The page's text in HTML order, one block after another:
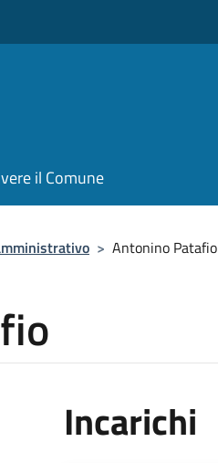
il Comune
> Antonino Patafio
Incarichi